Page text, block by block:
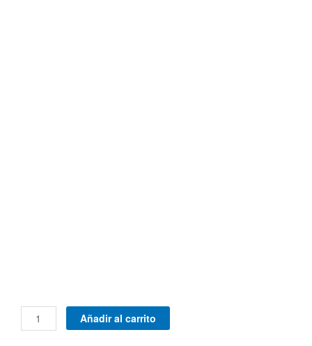
Purina®
Añadir al carrito